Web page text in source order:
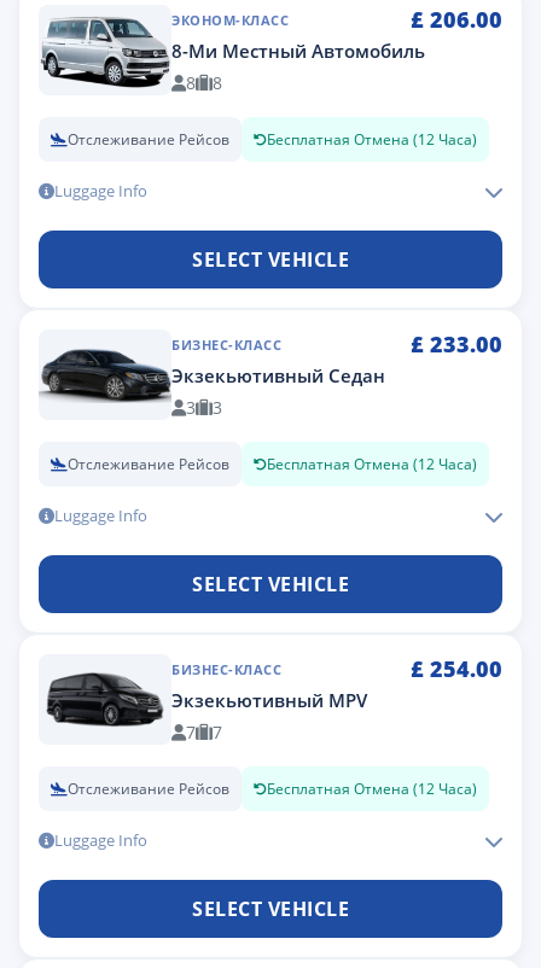
ЭКОНОМ-КЛАСС £ 206.00
8-Ми Местный Автомобиль
8 8
Отслеживание Рейсов Бесплатная Отмена (12 Часа)
Luggage Info
SELECT VEHICLE
БИЗНЕС-КЛАСС £ 233.00
Экзекьютивный Седан
3 3
Отслеживание Рейсов Бесплатная Отмена (12 Часа)
Luggage Info
SELECT VEHICLE
БИЗНЕС-КЛАСС £ 254.00
Экзекьютивный MPV
7 7
Отслеживание Рейсов Бесплатная Отмена (12 Часа)
Luggage Info
SELECT VEHICLE